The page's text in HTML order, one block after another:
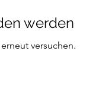
werden
versuchen.